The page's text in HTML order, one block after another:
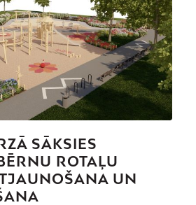
SĀKSIES
ROTAĻU
UN